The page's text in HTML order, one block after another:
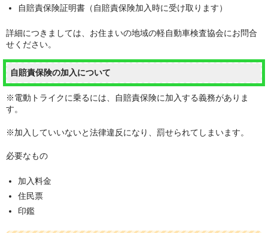
自賠責保険証明書（自賠責保険加入時に受け取ります）
詳細につきましては、お住まいの地域の軽自動車検査協会にお問合
せください。
自賠責保険の加入について
※電動トライクに乗るには、 自賠責保険に加入する義務がありま
す。
※加入していいないと法律違反になり、罰せられてしまいます。
必要なもの
加入料金
住民票
印鑑